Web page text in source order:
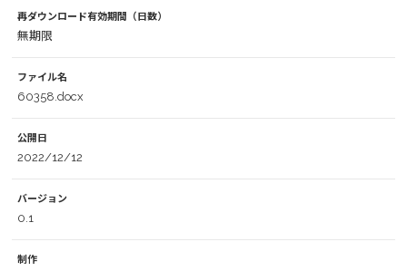
再ダウンロード有効期間（日数）
無期限
ファイル名
60358.docx
公開日
2022/12/12
バージョン
0.1
制作